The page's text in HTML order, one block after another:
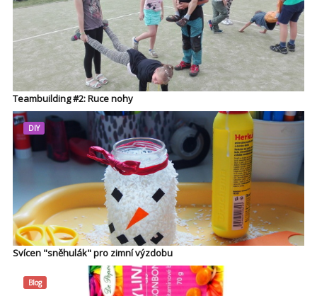
Teambuilding #2: Ruce nohy
DIY
Svícen "sněhulák" pro zimní výzdobu
Blog